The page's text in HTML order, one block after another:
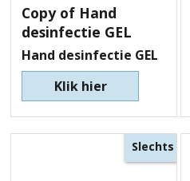
Copy of Hand
desinfectie GEL
Hand desinfectie GEL
Klik hier
Slechts